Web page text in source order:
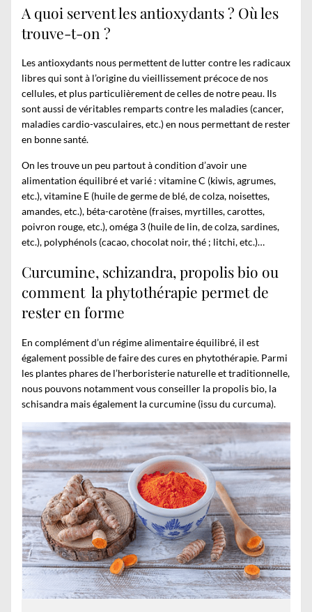
A quoi servent les antioxydants ? Où les
trouve-t-on ?
Les antioxydants nous permettent de lutter contre les radicaux
libres qui sont à l’origine du vieillissement précoce de nos
cellules, et plus particulièrement de celles de notre peau. Ils
sont aussi de véritables remparts contre les maladies (cancer,
maladies cardio-vasculaires, etc.) en nous permettant de rester
en bonne santé.
On les trouve un peu partout à condition d’avoir une
alimentation équilibré et varié : vitamine C (kiwis, agrumes,
etc.), vitamine E (huile de germe de blé, de colza, noisettes,
amandes, etc.), béta-carotène (fraises, myrtilles, carottes,
poivron rouge, etc.), oméga 3 (huile de lin, de colza, sardines,
etc.), polyphénols (cacao, chocolat noir, thé ; litchi, etc.)…
Curcumine, schizandra, propolis bio ou
comment la phytothérapie permet de
rester en forme
En complément d’un régime alimentaire équilibré, il est
également possible de faire des cures en phytothérapie. Parmi
les plantes phares de l’herboristerie naturelle et traditionnelle,
nous pouvons notamment vous conseiller la propolis bio, la
schisandra mais également lacurcumine (issu du curcuma).